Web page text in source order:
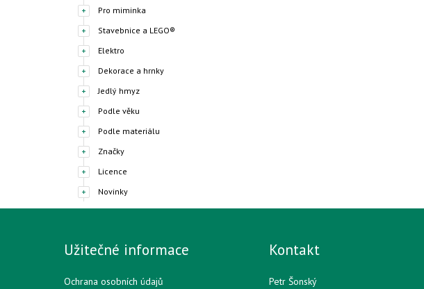
Pro miminka
Stavebnice a LEGO®
Elektro
Dekorace a hrnky
Jedlý hmyz
Podle věku
Podle materiálu
Značky
Licence
Novinky
Užitečné informace
Ochrana osobních údajů
Kontakt
Petr Šonský